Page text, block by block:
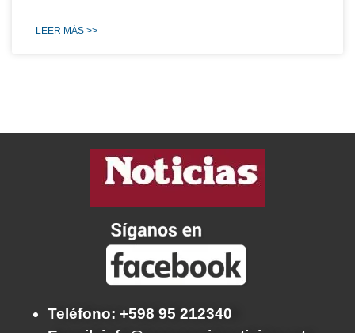
LEER MÁS >>
Teléfono: +598 95 212340